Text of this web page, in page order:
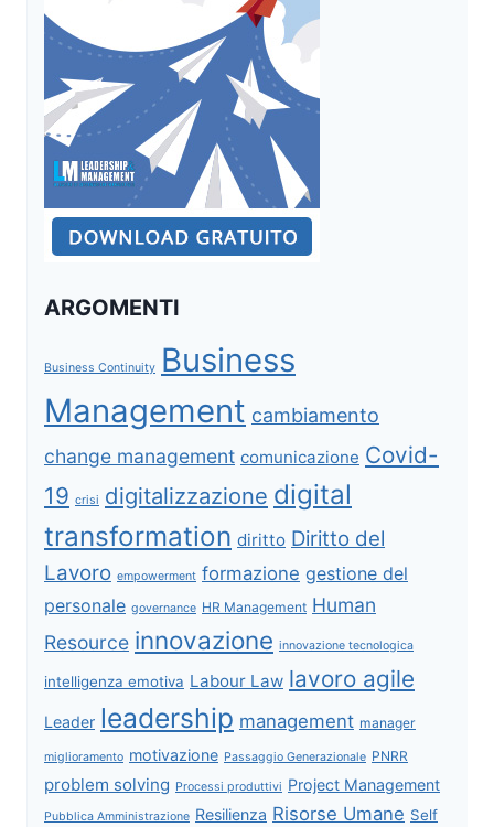
ARGOMENTI
Business Continuity Business
Management cambiamento
change management comunicazione Covid-
19 crisi digitalizzazione digital
transformation diritto Diritto del
Lavoro empowerment formazione gestione del
personale governance HR Management Human
Resource innovazione innovazione tecnologica
intelligenza emotiva Labour Law lavoro agile
Leader leadership management manager
miglioramento motivazione Passaggio Generazionale PNRR
problem solving Processi produttivi Project Management
Pubblica Amministrazione Resilienza Risorse Umane Self